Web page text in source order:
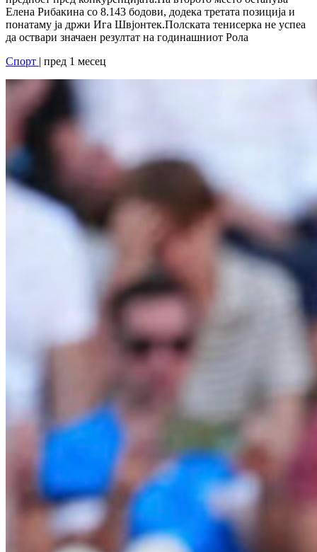
Елена Рибакина со 8.143 бодови, додека третата позиција и
понатаму ја држи Ига Швјонтек.Полската тенисерка не успеа
да оствари значаен резултат на годинашниот Рола
Спорт | пред 1 месец